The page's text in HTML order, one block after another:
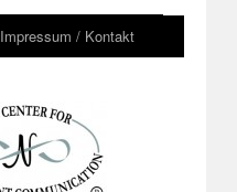
Impressum / Kontakt